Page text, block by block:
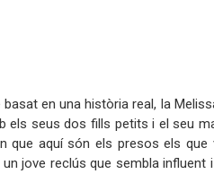
en una història real, la
els seus dos fills petits i el seu
que aquí són els presos els
jove reclús que sembla